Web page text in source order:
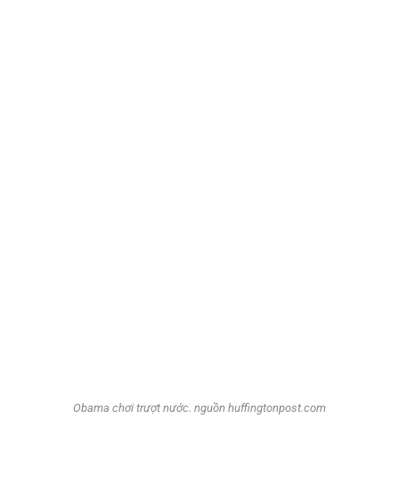
Obama chơi trượt nước. nguồn huffingtonpost.com